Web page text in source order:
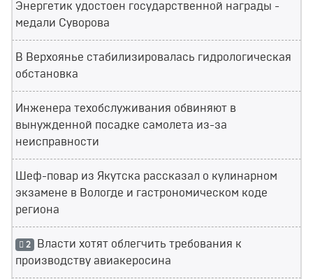
Энергетик удостоен государственной награды -
медали Суворова
В Верхоянье стабилизировалась гидрологическая
обстановка
Инженера техобслуживания обвиняют в
вынужденной посадке самолета из-за
неисправности
Шеф-повар из Якутска рассказал о кулинарном
экзамене в Вологде и гастрономическом коде
региона
2 Власти хотят облегчить требования к
производству авиакеросина